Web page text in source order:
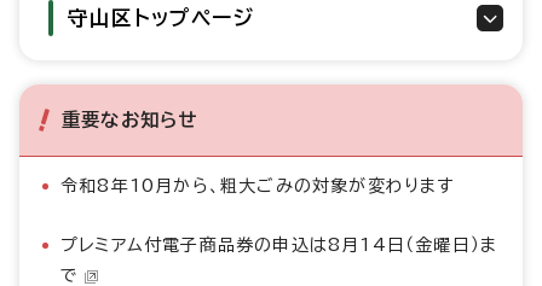
守山区トップページ
重要なお知らせ
令和8年10月から、粗大ごみの対象が変わります
プレミアム付電子商品券の申込は8月14日（金曜日）ま
で